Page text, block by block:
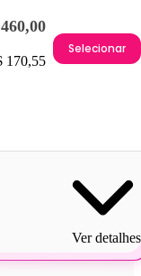
170,55
Selecionar
Ver detalhes